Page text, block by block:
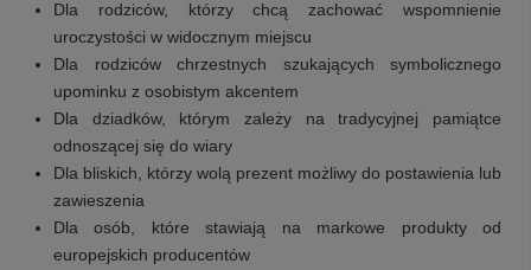
Dla rodziców, którzy chcą zachować wspomnienie
uroczystości w widocznym miejscu
Dla rodziców chrzestnych szukających symbolicznego
upominku z osobistym akcentem
Dla dziadków, którym zależy na tradycyjnej pamiątce
odnoszącej się do wiary
Dla bliskich, którzy wolą prezent możliwy do postawienia lub
zawieszenia
Dla osób, które stawiają na markowe produkty od
europejskich producentów